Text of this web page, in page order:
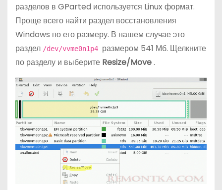
разделов в GParted используется Linux формат.
Проще всего найти раздел восстановления
Windows по его размеру. В нашем случае это
раздел /dev/vvme0n1p4 размером 541 Мб. Щелкните
по разделу и выберите Resize/Move.